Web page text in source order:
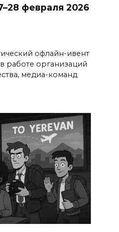
февраля 2026
офлайн-ивент
работе организаций
медиа-команд